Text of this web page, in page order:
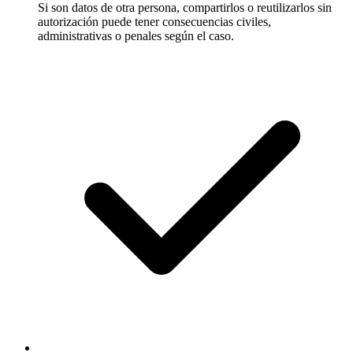
Si son datos de otra persona, compartirlos o reutilizarlos sin
autorización puede tener consecuencias civiles,
administrativas o penales según el caso.